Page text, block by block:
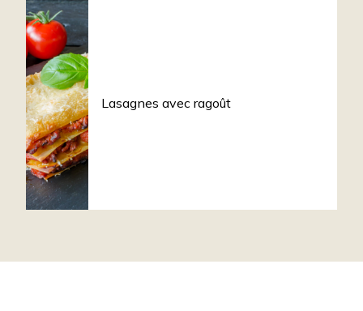
Lasagnes avec ragoût